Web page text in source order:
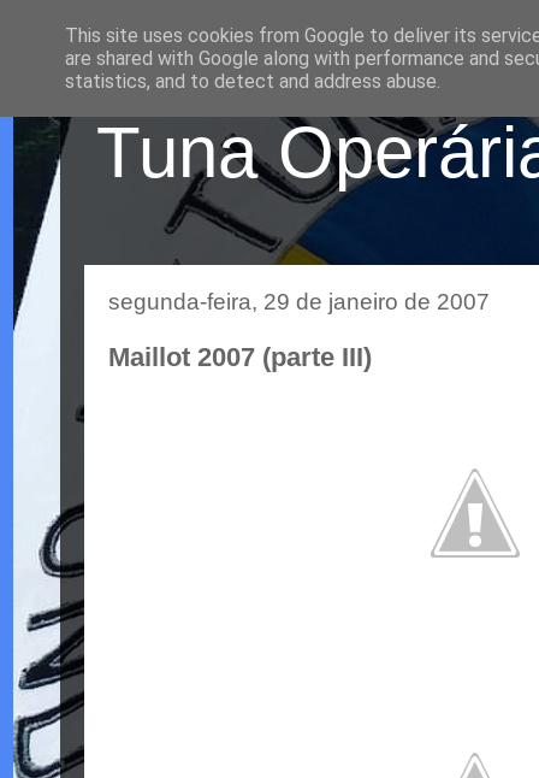
Tuna
segunda-feira, 29 de janeiro de 2007
Maillot 2007 (parte III)
This site uses cookies from Google to deliver its
are shared with Google along with performance and
statistics, and to detect and address abuse.